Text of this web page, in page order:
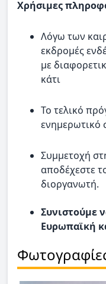
Χρήσιμες
Λόγω των
εκδρομές
με
κάτι
Το τελικό
ενημερωτικό
Συμμετοχή
αποδέχεστε
διοργανωτή.
Συνιστούμε
Ευρωπαϊκή